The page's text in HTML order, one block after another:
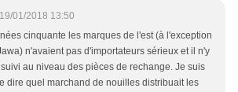
19/01/2018 13:50
cinquante les marques de l'est (à l'exception
n'avaient pas d'importateurs sérieux et il n'y
au niveau des pièces de rechange. Je suis
dire quel marchand de nouilles distribuait les